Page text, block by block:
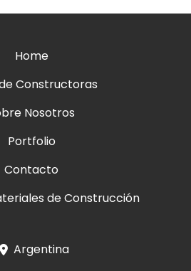
Home
Constructoras
Nosotros
Portfolio
Contacto
de Construcción
Argentina